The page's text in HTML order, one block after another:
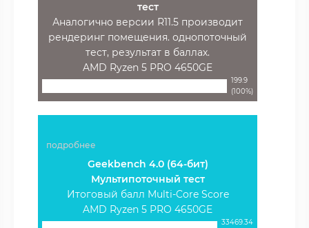
тест
Аналогично версии R11.5 производит
рендеринг помещения. однопоточный
тест, результат в баллах.
AMD Ryzen 5 PRO 4650GE
199.9
(100%)
подробнее
Geekbench 4.0 (64-бит)
Мультипоточный тест
Итоговый балл Multi-Core Score
AMD Ryzen 5 PRO 4650GE
33469.34